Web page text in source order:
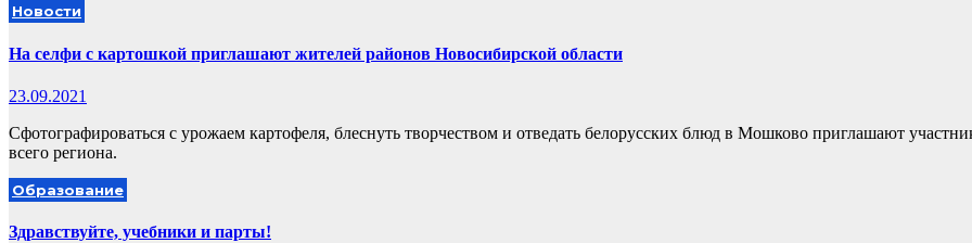
Новости
На селфи с картошкой приглашают жителей районов Новосибирской области
23.09.2021
Сфотографироваться с урожаем картофеля, блеснуть творчеством и отведать белорусских блюд в Мошково приглашают
всего региона.
Образование
Здравствуйте, учебники и парты!